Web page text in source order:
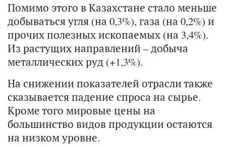
Помимо этого в Казахстане стало меньше
добываться угля (на 0,3%), газа (на 0,2%) и
прочих полезных ископаемых (на 3,4%).
Из растущих направлений – добыча
металлических руд (+1,3%).
На снижении показателей отрасли также
сказывается падение спроса на сырье.
Кроме того мировые цены на
большинство видов продукции остаются
на низком уровне.